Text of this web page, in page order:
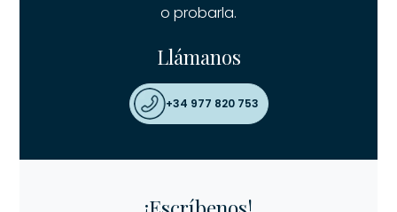
o probarla.
Llámanos
+34 977 820 753